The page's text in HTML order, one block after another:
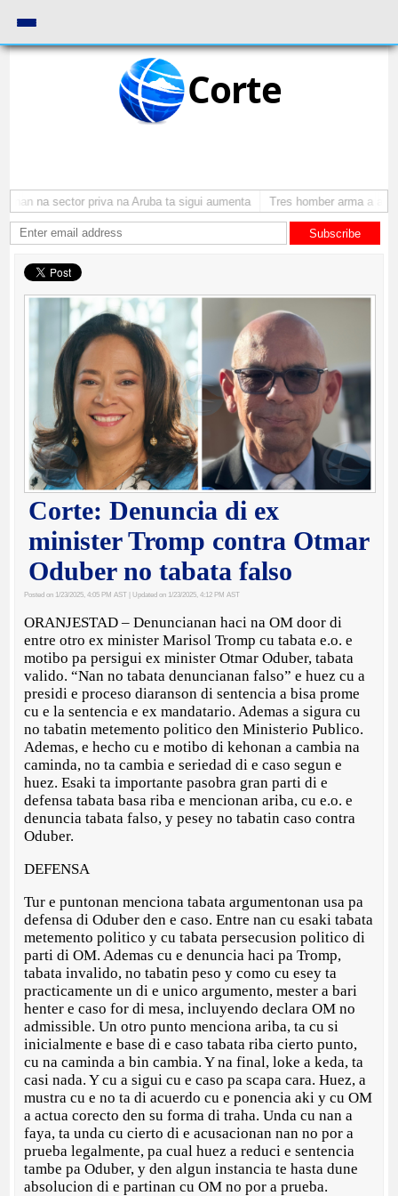
Corte
na sector priva na Aruba ta sigui aumenta Tres homber arma a
Subscribe
Corte: Denuncia di ex
minister Tromp contra Otmar
Oduber no tabata falso
Posted on 1/23/2025, 4:05 PM AST | Updated on 1/23/2025, 4:12 PM AST
ORANJESTAD – Denuncianan haci na OM door di
entre otro ex minister Marisol Tromp cu tabata e.o. e
motibo pa persigui ex minister Otmar Oduber, tabata
valido. “Nan no tabata denuncianan falso” e huez cu a
presidi e proceso diaranson di sentencia a bisa prome
cu e la sentencia e ex mandatario. Ademas a sigura cu
no tabatin metemento politico den Ministerio Publico.
Ademas, e hecho cu e motibo di kehonan a cambia na
caminda, no ta cambia e seriedad di e caso segun e
huez. Esaki ta importante pasobra gran parti di e
defensa tabata basa riba e mencionan ariba, cu e.o. e
denuncia tabata falso, y pesey no tabatin caso contra
Oduber.
DEFENSA
Tur e puntonan menciona tabata argumentonan usa pa
defensa di Oduber den e caso. Entre nan cu esaki tabata
metemento politico y cu tabata persecusion politico di
parti di OM. Ademas cu e denuncia haci pa Tromp,
tabata invalido, no tabatin peso y como cu esey ta
practicamente un di e unico argumento, mester a bari
henter e caso for di mesa, incluyendo declara OM no
admissible. Un otro punto menciona ariba, ta cu si
inicialmente e base di e caso tabata riba cierto punto,
cu na caminda a bin cambia. Y na final, loke a keda, ta
casi nada. Y cu a sigui cu e caso pa scapa cara. Huez, a
mustra cu e no ta di acuerdo cu e ponencia aki y cu OM
a actua corecto den su forma di traha. Unda cu nan a
faya, ta unda cu cierto di e acusacionan nan no por a
prueba legalmente, pa cual huez a reduci e sentencia
tambe pa Oduber, y den algun instancia te hasta dune
absolucion di e partinan cu OM no por a prueba.